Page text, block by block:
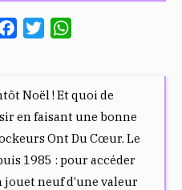
E
B
O
T
T
E
R
T
S
A
P
Noël ! Et quoi de
en faisant une bonne
Ont Du Cœur. Le
1985 : pour accéder
neuf d’une valeur